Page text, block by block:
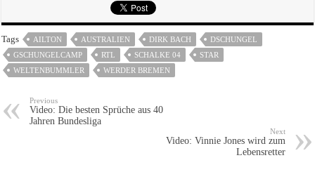
Tags AILTON AUSTRALIEN DIRK BACH
DSCHUNGEL
GSCHUNGELCAMP
RTL SCHALKE 04
STAR
WELTENBUMMLER
WERDER BREMEN
Previous
Video: Die besten Sprüche aus 40
Jahren Bundesliga
Next
Video: Vinnie Jones wird zum
Lebensretter